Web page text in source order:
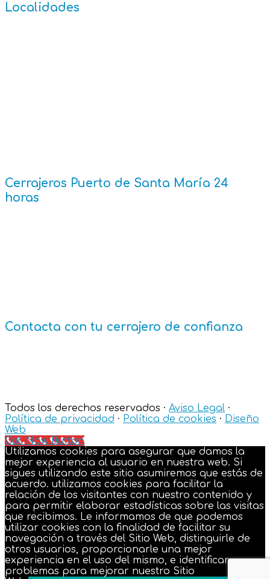
Localidades
Cerrajeros Puerto de Santa María 24
horas
Contacta con tu cerrajero de confianza
Todos los derechos reservados · Aviso Legal ·
Política de privacidad · Política de cookies · Diseño
Web
Call Now Button
Utilizamos cookies para asegurar que damos la
mejor experiencia al usuario en nuestra web. Si
sigues utilizando este sitio asumiremos que estás de
acuerdo. utilizamos cookies para facilitar la
relación de los visitantes con nuestro contenido y
para permitir elaborar estadísticas sobre las visitas
que recibimos. Le informamos de que podemos
utilizar cookies con la finalidad de facilitar su
navegación a través del Sitio Web, distinguirle de
otros usuarios, proporcionarle una mejor
experiencia en el uso del mismo, e identificar
problemas para mejorar nuestro Sitio